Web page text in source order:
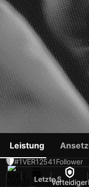
#1VER12541Follower
27 JahreVerteidiger
Leistung
Letzte 5